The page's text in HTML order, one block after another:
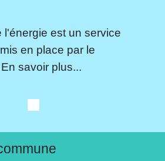
l'énergie est un service
en place par le
savoir plus...